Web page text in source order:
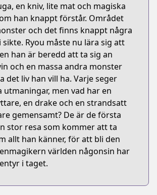
en kniv, lite mat och magiska
han knappt förstår. Området
och det finns knappt några
Ryou måste nu lära sig att
han är beredd att ta sig an
och en massa andra monster
det liv han vill ha. Varje seger
utmaningar, men vad har en
en drake och en strandsatt
gemensamt? De är de första
stor resa som kommer att ta
allt han känner, för att bli den
världen någonsin har
i taget.